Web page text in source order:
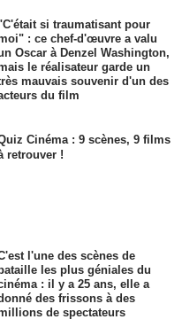
si traumatisant pour
: ce chef-d'œuvre a valu
Oscar à Denzel Washington,
le réalisateur garde un
mauvais souvenir d'un des
du film
Cinéma : 9 scènes, 9 films
retrouver !
l'une des scènes de
bataille les plus géniales du
: il y a 25 ans, elle a
des frissons à des
de spectateurs